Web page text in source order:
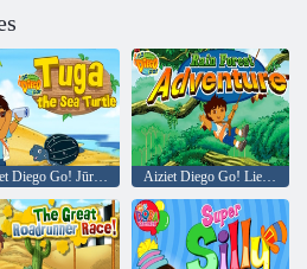
Aiziet Diego Go! Jūras bruņurupucis Tuga Aiziet Diego Go! Lietus meža piedzīvojums